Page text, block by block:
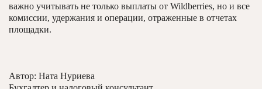
важно учитывать не только выплаты от Wildberries, но и все
комиссии, удержания и операции, отраженные в отчетах
площадки.
Автор: Ната Нуриева